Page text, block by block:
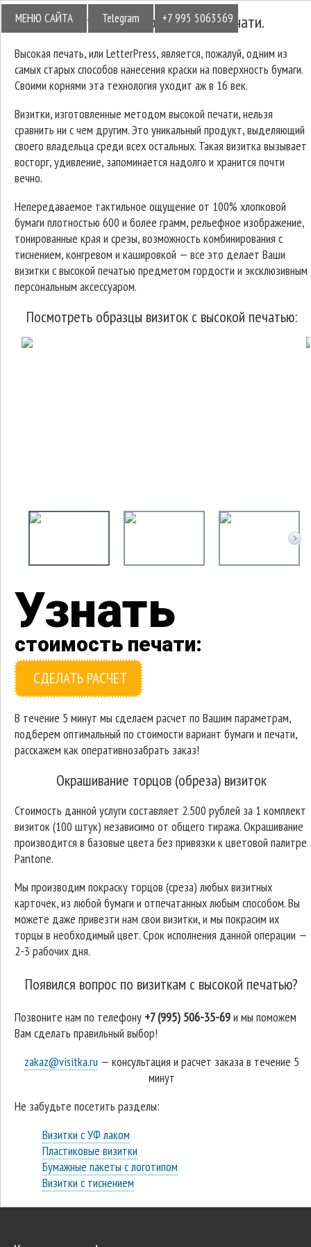
МЕНЮ САЙТА Telegram +7 995 5063569
Визитки методом высокой печати.
Высокая печать, или LetterPress, является, пожалуй, одним из
самых старых способов нанесения краски на поверхность бумаги.
Своими корнями эта технология уходит аж в 16 век.
Визитки, изготовленные методом высокой печати, нельзя
сравнить ни с чем другим. Это уникальный продукт, выделяющий
своего владельца среди всех остальных. Такая визитка вызывает
восторг, удивление, запоминается надолго и хранится почти
вечно.
Непередаваемое тактильное ощущение от 100% хлопковой
бумаги плотностью 600 и более грамм, рельефное изображение,
тонированные края и срезы, возможность комбинирования с
тиснением, конгревом и кашировкой — все это делает Ваши
визитки с высокой печатью предметом гордости и эксклюзивным
персональным аксессуаром.
Посмотреть образцы визиток с высокой печатью:
Узнать
стоимость печати:
СДЕЛАТЬ РАСЧЕТ
В течение 5 минут мы сделаем расчет по Вашим параметрам,
подберем оптимальный по стоимости вариант бумаги и печати,
расскажем как оперативнозабрать заказ!
Окрашивание торцов (обреза) визиток
Стоимость данной услуги составляет 2.500 рублей за 1 комплект
визиток (100 штук) независимо от общего тиража. Окрашивание
производится в базовые цвета без привязки к цветовой палитре
Pantone.
Мы производим покраску торцов (среза) любых визитных
карточек, из любой бумаги и отпечатанных любым способом. Вы
можете даже привезти нам свои визитки, и мы покрасим их
торцы в необходимый цвет. Срок исполнения данной операции —
2-3 рабочих дня.
Появился вопрос по визиткам с высокой печатью?
Позвоните нам по телефону +7 (995) 506-35-69и мы поможем
Вам сделать правильный выбор!
zakaz@visitka.ru— консультация и расчет заказа в течение 5
минут
Не забудьте посетить разделы:
Визитки с УФ лаком
Пластиковые визитки
Бумажные пакеты с логотипом
Визитки с тиснением